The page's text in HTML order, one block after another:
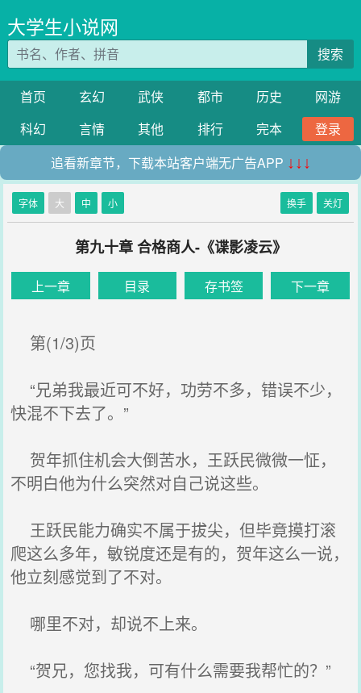
大学生小说网
搜索
首页 玄幻 武侠 都市 历史
网游
科幻
言情 其他 排行 完本
登录
追看新章节，下载本站客户端无广告APP ↓↓↓
字体 大 中 小 换手 关灯
第九十章 合格商人-《谍影凌云》
上一章 目录 存书签 下一章
第(1/3)页
“兄弟我最近可不好，功劳不多，错误不少，
快混不下去了。”
贺年抓住机会大倒苦水，王跃民微微一怔，
不明白他为什么突然对自己说这些。
王跃民能力确实不属于拔尖，但毕竟摸打滚
爬这么多年，敏锐度还是有的，贺年这么一说，
他立刻感觉到了不对。
哪里不对，却说不上来。
“贺兄，您找我，可有什么需要我帮忙的？”